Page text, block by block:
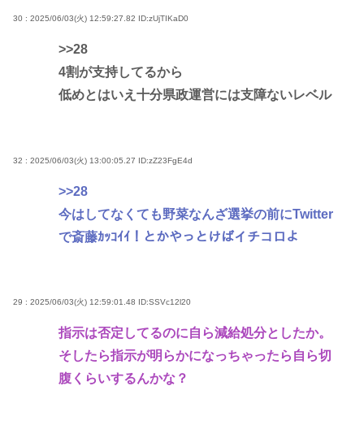
30 : 2025/06/03(火) 12:59:27.82 ID:zUjTIKaD0
>>28
4割が支持してるから
低めとはいえ十分県政運営には支障ないレベル
32 : 2025/06/03(火) 13:00:05.27 ID:zZ23FgE4d
>>28
今はしてなくても野菜なんざ選挙の前にTwitter
で斎藤ｶｯｺｲｲ！とかやっとけばイチコロよ
29 : 2025/06/03(火) 12:59:01.48 ID:SSVc12l20
指示は否定してるのに自ら減給処分としたか。
そしたら指示が明らかになっちゃったら自ら切
腹くらいするんかな？